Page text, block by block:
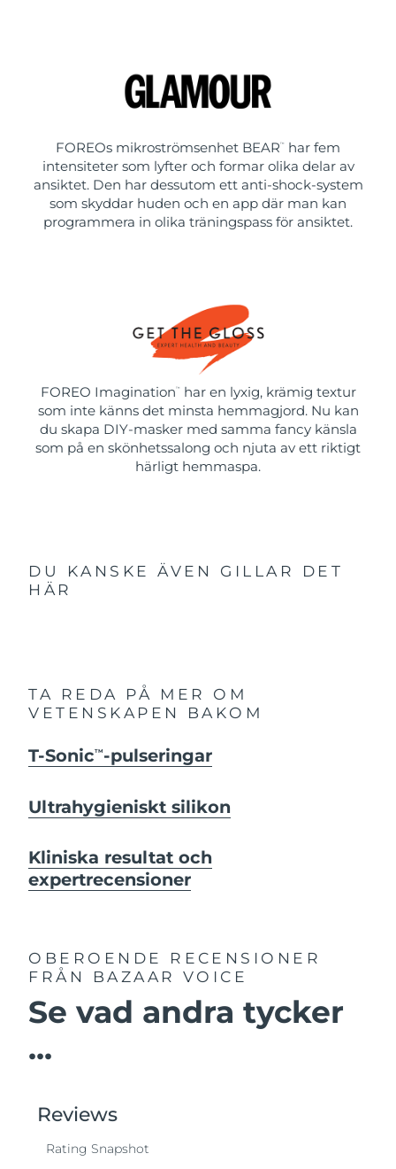
FOREOs mikroströmsenhet BEAR ™
har fem
intensiteter som lyfter och formar olika delar av
ansiktet. Den har dessutom ett anti-shock-system
som skyddar huden och en app där man kan
programmera in olika träningspass för ansiktet.
FOREO Imagination ™
har en lyxig, krämig textur
som inte känns det minsta hemmagjord. Nu kan
du skapa DIY-masker med samma fancy känsla
som på en skönhetssalong och njuta av ett riktigt
härligt hemmaspa.
DU KANSKE ÄVEN GILLAR DET
HÄR
TA REDA PÅ MER OM
VETENSKAPEN BAKOM
T-SonicTM -pulseringar
Ultrahygieniskt silikon
Kliniska resultat och
expertrecensioner
OBEROENDE RECENSIONER
FRÅN BAZAAR VOICE
Se vad andra tycker
...